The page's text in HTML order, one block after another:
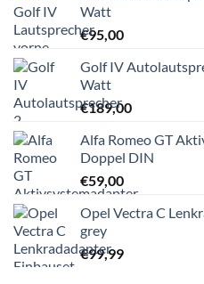
Watt
€95,00
Golf IV
Watt
€189,00
Alfa Romeo GT
Doppel DIN
€59,00
Opel Vectra C
grey
€99,99